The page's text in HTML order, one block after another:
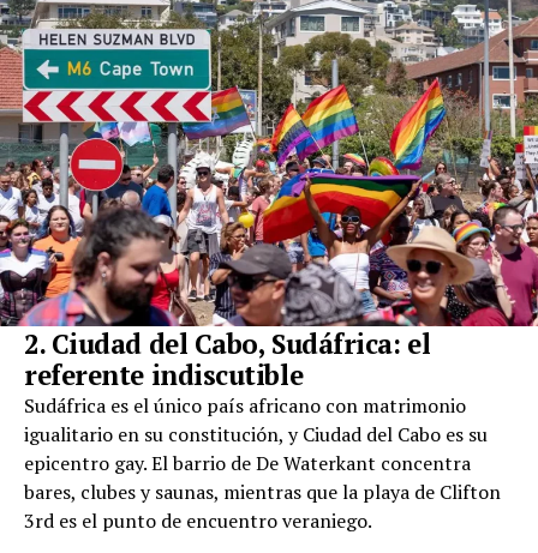
2. Ciudad del Cabo, Sudáfrica: el
referente indiscutible
Sudáfrica es el único país africano con matrimonio
igualitario en su constitución, y Ciudad del Cabo es su
epicentro gay. El barrio de De Waterkant concentra
bares, clubes y saunas, mientras que la playa de Clifton
3rd es el punto de encuentro veraniego.